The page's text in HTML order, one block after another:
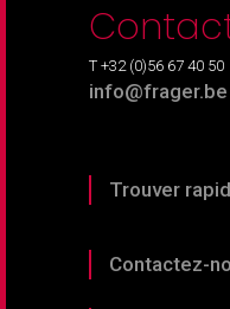
T +32 (0)56 67 40 50
info@frager.be
Trouver
Contactez-